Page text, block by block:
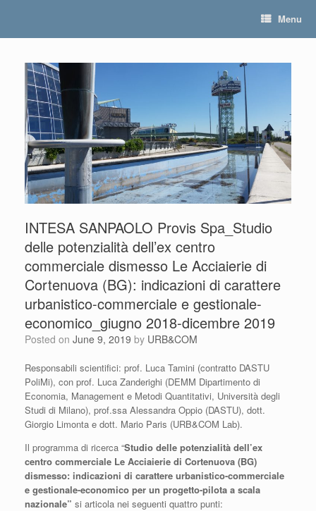
Menu
INTESA SANPAOLO Provis Spa_Studio
delle potenzialità dell’ex centro
commerciale dismesso Le Acciaierie di
Cortenuova (BG): indicazioni di carattere
urbanistico-commerciale e gestionale-
economico_giugno 2018-dicembre 2019
Posted on June 9, 2019 by URB&COM
Responsabili scientifici: prof. Luca Tamini (contratto DASTU
PoliMi), con prof. Luca Zanderighi (DEMM Dipartimento di
Economia, Management e Metodi Quantitativi, Università degli
Studi di Milano), prof.ssa Alessandra Oppio (DASTU), dott.
Giorgio Limonta e dott. Mario Paris (URB&COM Lab).
Il programma di ricerca “Studio delle potenzialità dell’ex
centro commerciale Le Acciaierie di Cortenuova (BG)
dismesso: indicazioni di carattere urbanistico-commerciale
e gestionale-economico per un progetto-pilota a scala
nazionale” si articola nei seguenti quattro punti: